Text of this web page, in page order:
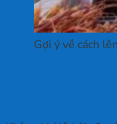
Gợi ý về cách